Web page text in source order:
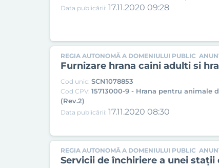
Data publicării: 17.11.2020 09:28
REGIA AUTONOMĂ A DOMENIULUI PUBLIC
Furnizare hrana caini adulti si
Cod unic: SCN1078853
Cod CPV: 15713000-9 - Hrana pentru animale
(Rev.2)
Data publicării: 17.11.2020 08:30
REGIA AUTONOMĂ A DOMENIULUI PUBLIC
Servicii de închiriere a unei